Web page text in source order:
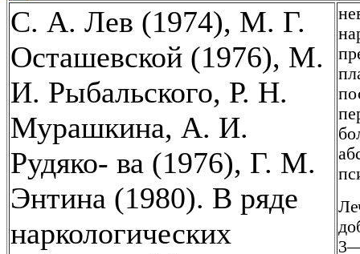
С. А. Лев (1974), М. Г.
Осташевской (1976), М.
И. Рыбальского, Р. Н.
Мурашкина, А. И.
Рудяко- ва (1976), Г. М.
Энтина (1980). В ряде
наркологических